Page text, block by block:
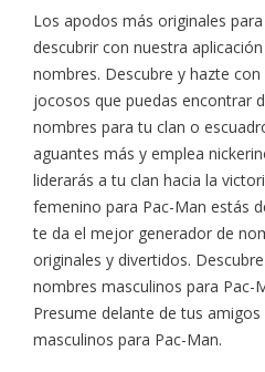
Los apodos más originales
descubrir con nuestra
nombres. Descubre y hazte
jocosos que puedas encontrar
nombres para tu clan o
aguantes más y emplea
liderarás a tu clan hacia la
femenino para Pac-Man estás
te da el mejor generador de
originales y divertidos.
nombres masculinos para Pac-
Presume delante de tus
masculinos para Pac-Man.